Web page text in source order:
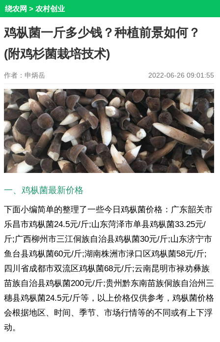
绕农网 > 农村创业
鸡枞菌一斤多少钱？种植前景如何？
(附鸡杉菌栽培技术)
作者：申炳岳 2022-06-26 09:01:55
一、鸡枞菌最新价格
下面小编简单的整理了一些今日鸡枞菌价格：广东韶关市
乐昌市鸡枞菌24.5元/斤;山东菏泽市单县鸡枞菌33.25元/
斤;广西柳州市三江侗族自治县鸡枞菌30元/斤;山东济宁市
鱼台县鸡枞菌60元/斤;湖南株洲市渌口区鸡枞菌58元/斤;
四川省成都市双流区鸡枞菌68元/斤;云南昆明市禄劝彝族
苗族自治县鸡枞菌200元/斤;贵州黔东南苗族侗族自治州三
穗县鸡枞菌24.5元/斤等，以上价格仅供参考，鸡枞菌价格
会根据地区、时间、季节、市场行情等的不同或有上下浮
动。